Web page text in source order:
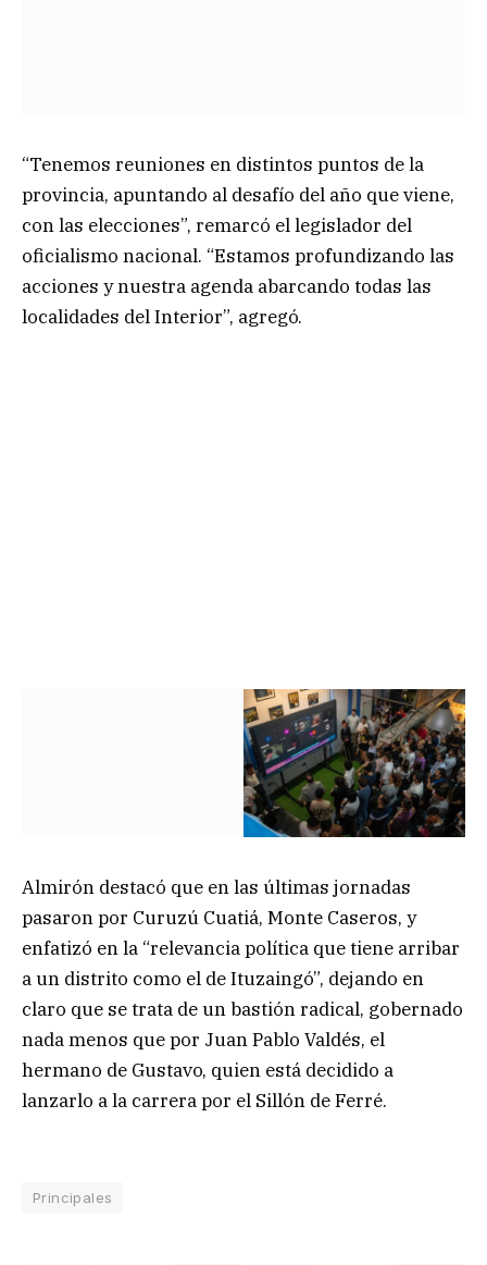
“Tenemos reuniones en distintos puntos de la
provincia, apuntando al desafío del año que viene,
con las elecciones”, remarcó el legislador del
oficialismo nacional. “Estamos profundizando las
acciones y nuestra agenda abarcando todas las
localidades del Interior”, agregó.
Almirón destacó que en las últimas jornadas
pasaron por Curuzú Cuatiá, Monte Caseros, y
enfatizó en la “relevancia política que tiene arribar
a un distrito como el de Ituzaingó”, dejando en
claro que se trata de un bastión radical, gobernado
nada menos que por Juan Pablo Valdés, el
hermano de Gustavo, quien está decidido a
lanzarlo a la carrera por el Sillón de Ferré.
Principales